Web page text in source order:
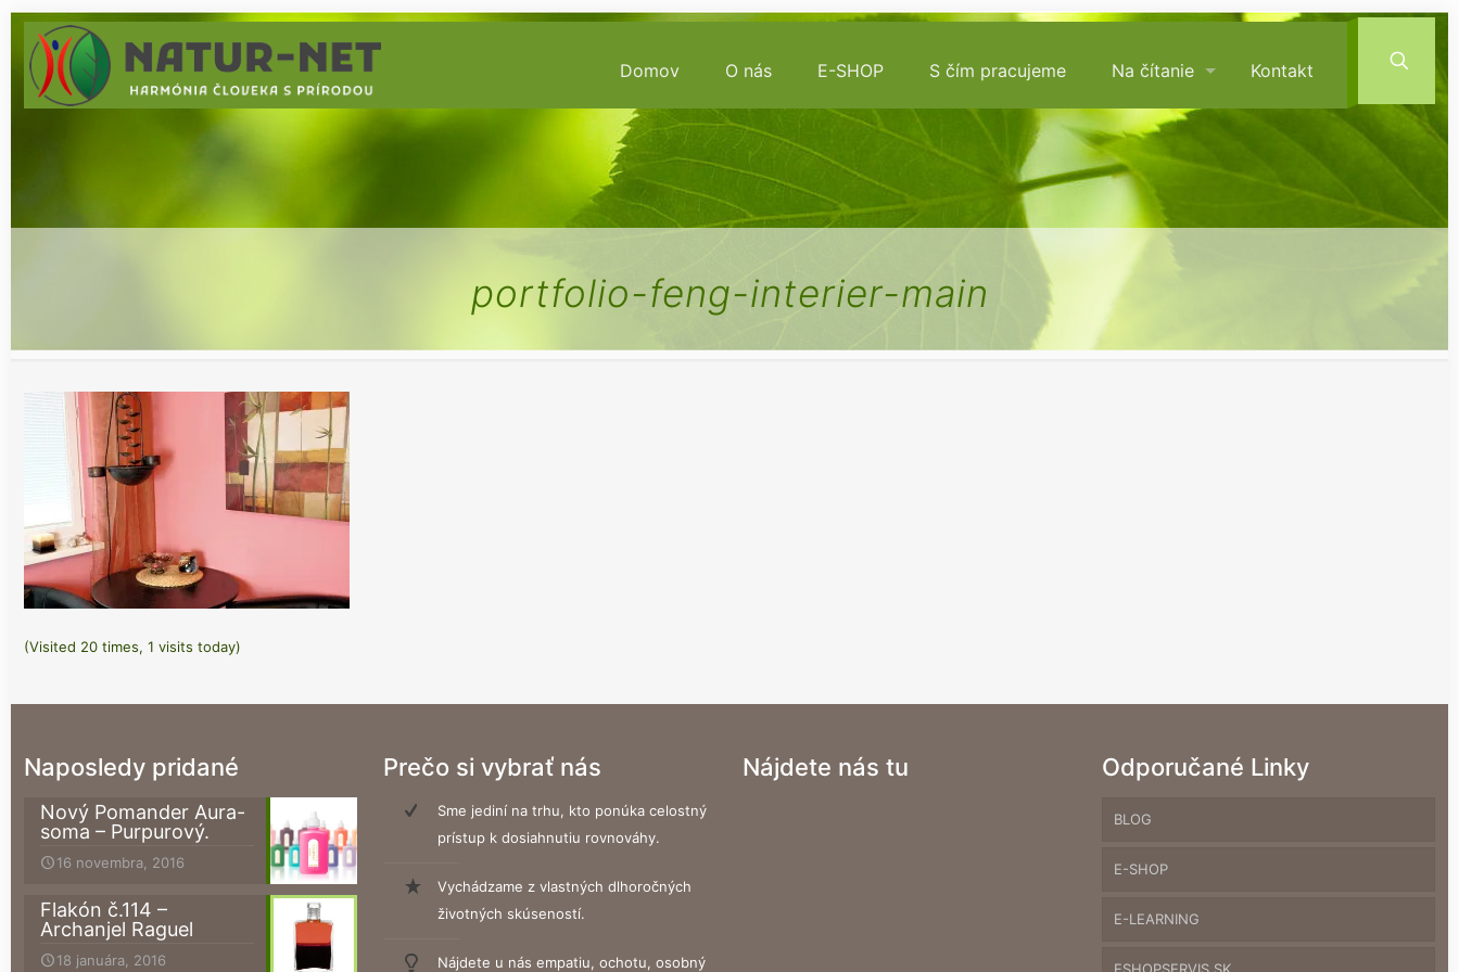
Domov O nás E-SHOP S čím pracujeme Na čítanie Kontakt
portfolio-feng-interier-main
(Visited 20 times, 1 visits today)
Naposledy pridané
Nový Pomander Aura-
soma – Purpurový.
16 novembra, 2016
Flakón č.114 –
Archanjel Raguel
18 januára, 2016
Prečo si vybrať nás
Sme jediní na trhu, kto ponúka celostný
prístup k dosiahnutiu rovnováhy.
Vychádzame z vlastných dlhoročných
životných skúseností.
Nájdete u nás empatiu, ochotu, osobný
Nájdete nás tu Odporučané Linky
BLOG
E-SHOP
E-LEARNING